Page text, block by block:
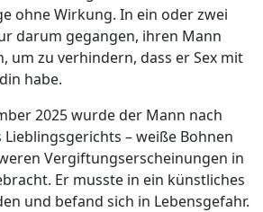
ohne Wirkung. In ein oder zwei
darum gegangen, ihren Mann
um zu verhindern, dass er Sex mit
habe.
2025 wurde der Mann nach
– weiße Bohnen
Vergiftungserscheinungen in
Er musste in ein künstliches
und befand sich in Lebensgefahr.